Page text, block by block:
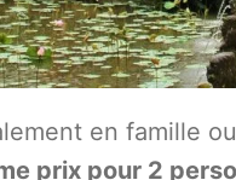
en famille
prix pour 2